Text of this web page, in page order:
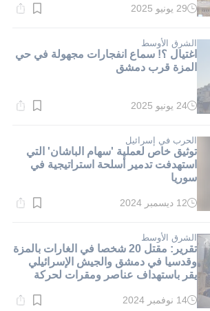
وقت
دقيقة.
29 يونيو 2025
الشرق الأوسط
اغتيال ؟! سماع انفجارات مجهولة في حي
المزة قرب دمشق
وقت
دقيقة.
24 يونيو 2025
الحرب في إسرائيل
توثيق خاص لعملية 'سهام الباشان' التي
استهدفت تدمير أسلحة استراتيجية في
سوريا
وقت
دقيقة.
12 ديسمبر 2024
الشرق الأوسط
تقرير: مقتل 20 شخصا في الغارات بالمزة
وقدسيا في دمشق والجيش الإسرائيلي
يقر باستهداف عناصر ومقرات لحركة
وقت
14 نوفمبر 2024